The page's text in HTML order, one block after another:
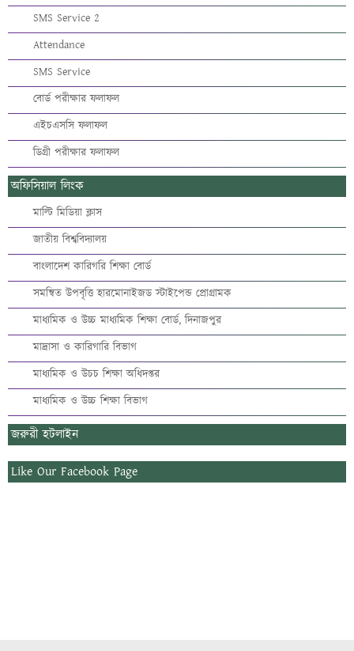
SMS Service 2
Attendance
SMS Service
বোর্ড পরীক্ষার ফলাফল
এইচএসসি ফলাফল
ডিগ্রী পরীক্ষার ফলাফল
অফিসিয়াল লিংক
মাল্টি মিডিয়া ক্লাস
জাতীয় বিশ্ববিদ্যালয়
বাংলাদেশ কারিগরি শিক্ষা বোর্ড
সমন্বিত উপবৃত্তি হারমোনাইজড স্টাইপেন্ড প্রোগ্রামক
মাধ্যমিক ও উচ্চ মাধ্যমিক শিক্ষা বোর্ড, দিনাজপুর
মাদ্রাসা ও কারিগারি বিভাগ
মাধ্যমিক ও উচচ শিক্ষা অধিদপ্তর
মাধ্যমিক ও উচ্চ শিক্ষা বিভাগ
জরুরী হটলাইন
Like Our Facebook Page